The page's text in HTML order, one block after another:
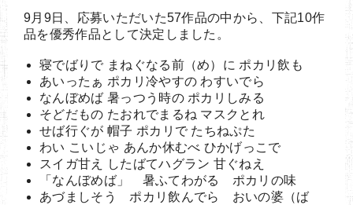
9月9日、応募いただいた57作品の中から、下記10作
品を優秀作品として決定しました。
寝でばりで まねぐなる前（め）に ポカリ飲も
あいったぁ ポカリ冷やすの わすいでら
なんぼめば 暑っつう時の ポカリしみる
そどだもの たおれでまるね マスクとれ
せば行ぐが 帽子 ポカリで たちねぷた
わい こいじゃ あんか休むべ ひかげっこで
スイガ甘え したばてハグラン 甘ぐねえ
「なんぼめば」 暑ふてわがる ポカリの味
あづましそう ポカリ飲んでら おいの婆（ば